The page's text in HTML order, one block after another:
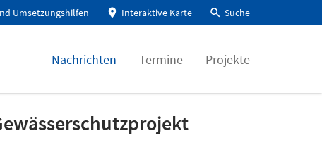
Umsetzungshilfen Interaktive Karte Suche
Nachrichten Termine Projekte